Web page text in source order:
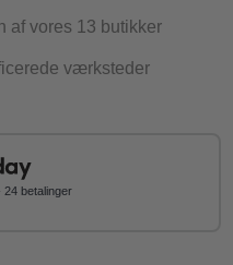
af vores 13 butikker
værksteder
24 betalinger